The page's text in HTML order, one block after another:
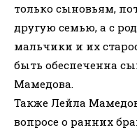
только сыновьям,
другую семью, а с
мальчики и их
быть обеспеченна
Мамедова.
Также Лейла
вопросе о ранних